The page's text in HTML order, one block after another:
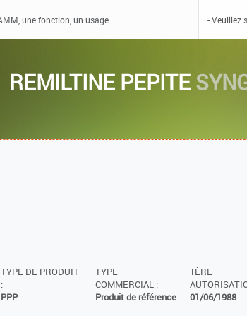
REMILTINE PEPITE
TYPE DE PRODUIT
:
PPP
TYPE
COMMERCIAL :
Produit de référence
1ÈRE
01/06/1988